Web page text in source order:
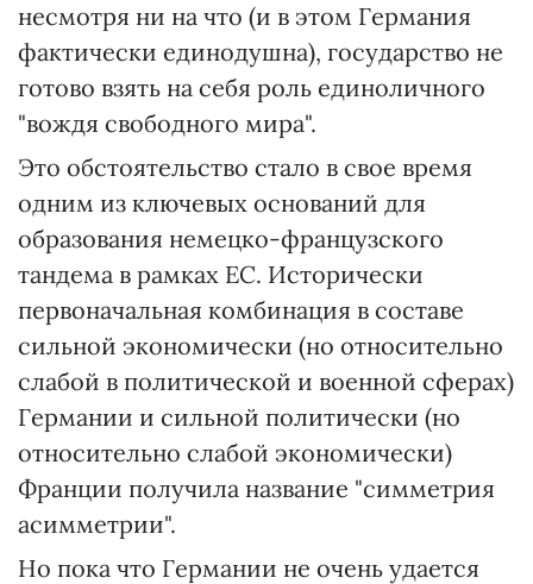
несмотря ни на что (и в этом Германия
фактически единодушна), государство не
готово взять на себя роль единоличного
"вождя свободного мира".
Это обстоятельство стало в свое время
одним из ключевых оснований для
образования немецко-французского
тандема в рамках ЕС. Исторически
первоначальная комбинация в составе
сильной экономически (но относительно
слабой в политической и военной сферах)
Германии и сильной политически (но
относительно слабой экономически)
Франции получила название "симметрия
асимметрии".
Но пока что Германии не очень удается